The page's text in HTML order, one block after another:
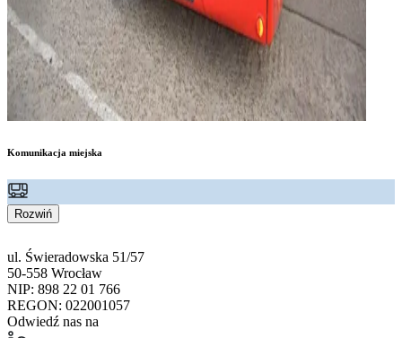
Komunikacja miejska
Rozwiń
ul. Świeradowska 51/57
50-558 Wrocław
NIP: 898 22 01 766
REGON: 022001057
Odwiedź nas na